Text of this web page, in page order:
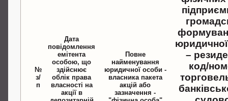
№
з/
п
Дата
повідомлення
емітента
особою, що
здійснює
облік права
власності на
акції в
Повне
найменування
юридичної особи -
власника пакета
акцій або
зазначення -
–
код/